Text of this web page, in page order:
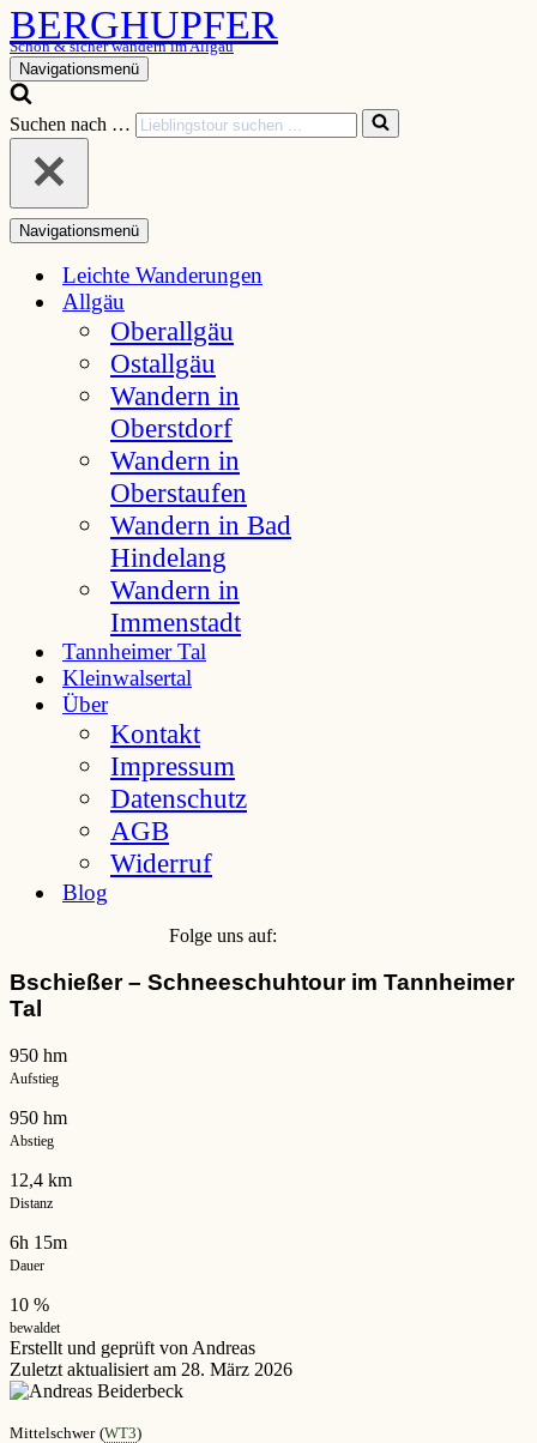
BERGHUPFER
Schön & sicher wandern im Allgäu
Navigationsmenü
Suchen nach …
Navigationsmenü
Leichte Wanderungen
Allgäu
Oberallgäu
Ostallgäu
Wandern in
Oberstdorf
Wandern in
Oberstaufen
Wandern in Bad
Hindelang
Wandern in
Immenstadt
Tannheimer Tal
Kleinwalsertal
Über
Kontakt
Impressum
Datenschutz
AGB
Widerruf
Blog
Folge uns auf:
Bschießer – Schneeschuhtour im Tannheimer
Tal
950 hm
Aufstieg
950 hm
Abstieg
12,4 km
Distanz
6h 15m
Dauer
10 %
bewaldet
Erstellt und geprüft von Andreas
Zuletzt aktualisiert am 28. März 2026
Mittelschwer (WT3)